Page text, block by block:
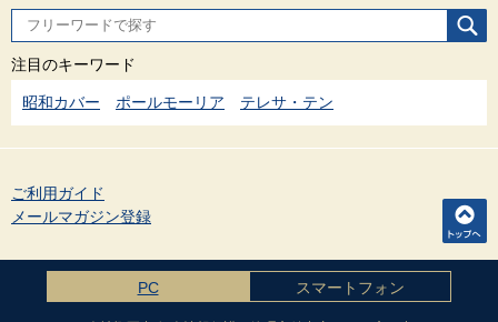
注目のキーワード
昭和カバー ポールモーリア テレサ・テン
スマートフォン
PC
ご利用ガイド
メールマガジン登録